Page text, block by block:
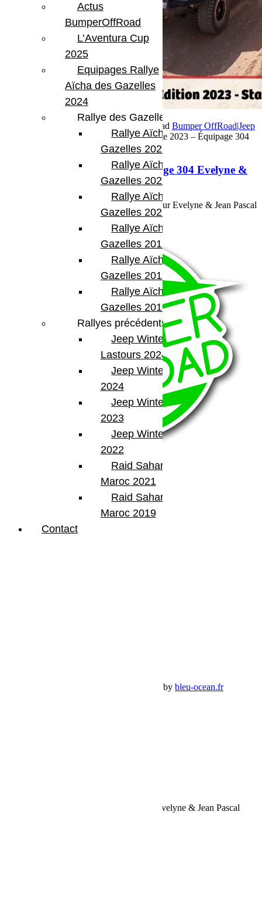
Par Martial BumperOffroad Bumper OffRoad|Jeep
Commentaires fermés
sur Tunisie Challenge 2023 – Équipage 304
Tunisie Challenge 2023 – Équipage 304 Evelyne &
Première expérience en course africaine pour Evelyne & Jean Pascal
46, Chemin de la Petite Bastide
13770 – Venelles
Premium Jeep Specialist - BumperOffroad by bleu-ocean.fr
Tunisie Challenge 2023 – Équipage 304 Evelyne & Jean Pascal
Actus
BumperOffRoad
L’Aventura Cup
2025
Equipages Rallye
Aïcha des Gazelles
2024
Rallye des Gazelles
Rallye Aïcha des
Gazelles 2023
Rallye Aïcha des
Gazelles 2022
Rallye Aïcha des
Gazelles 2021 -30th
Rallye Aïcha des
Gazelles 2019
Rallye Aïcha des
Gazelles 2018
Rallye Aïcha des
Gazelles 2017
Rallyes précédents
Jeep Winter
Lastours 2024
Jeep Winter Tour
2024
Jeep Winter Tour
2023
Jeep Winter Tour
2022
Raid Sahara Tour
Maroc 2021
Raid Sahara Tour
Maroc 2019
Contact